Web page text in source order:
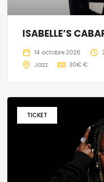
ISABELLE’S
14 octobre 2026
Jazz
30€ €
TICKET